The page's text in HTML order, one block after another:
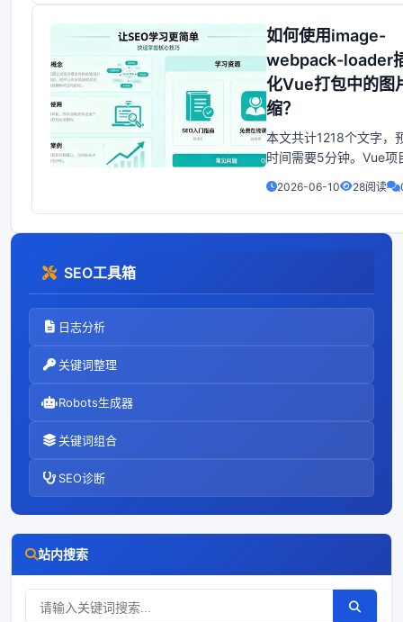
建的。因此，在h函数
无效的。+render: (h,
return h(expa
如何使用image-
webpack-loader
化Vue打包中的图
缩？
本文共计1218个文字，
时间需要5分钟。Vue项
后，某些图片文件体积
打包体积过大。可以通
用`image-webpack-
来压缩图片，从而减小
2026-06-10 28阅读
SEO工具箱
日志分析
关键词整理
Robots生成器
关键词组合
SEO诊断
站内搜索